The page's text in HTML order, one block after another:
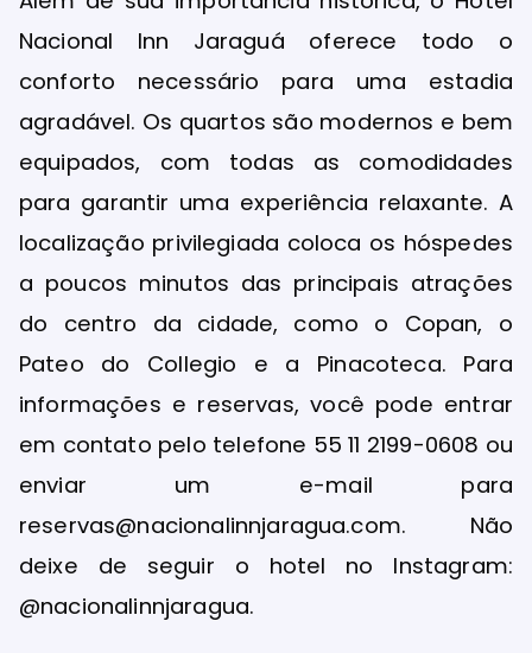
Nacional Inn Jaraguá oferece todo o
conforto necessário para uma estadia
agradável. Os quartos são modernos e bem
equipados, com todas as comodidades
para garantir uma experiência relaxante. A
localização privilegiada coloca os hóspedes
a poucos minutos das principais atrações
do centro da cidade, como o Copan, o
Pateo do Collegio e a Pinacoteca. Para
informações e reservas, você pode entrar
em contato pelo telefone 55 11 2199-0608 ou
enviar um e-mail para
reservas@nacionalinnjaragua.com. Não
deixe de seguir o hotel no Instagram:
@nacionalinnjaragua.